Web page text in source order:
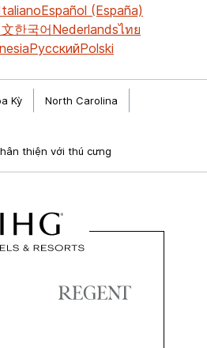
Español (España)
한국어Nederlandsไทย
РусскийPolski
Kỳ
North Carolina
thiện với thú cưng